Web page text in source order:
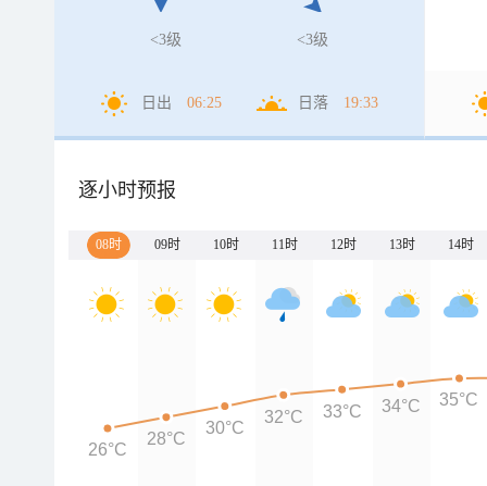
<3级 <3级
日出 06:25 日落 19:33
逐小时预报
08时 09时 10时 11时 12时 13时 14时
26°C
28°C
30°C
32°C 33°C 34°C 35°C